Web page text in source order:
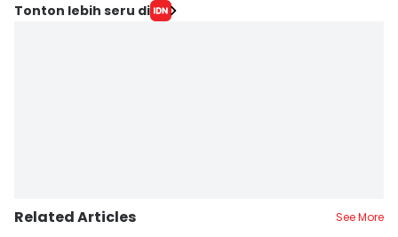
Tonton lebih seru di
Related Articles See More